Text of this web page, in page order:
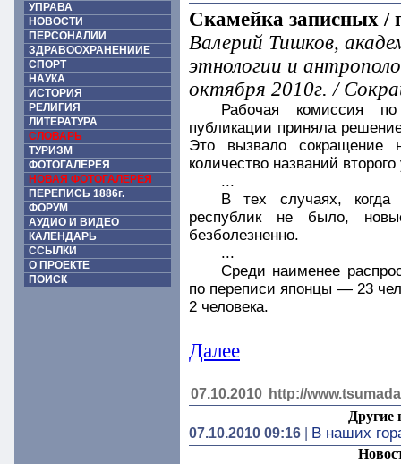
УПРАВА
НОВОСТИ
ПЕРСОНАЛИИ
ЗДРАВООХРАНЕНИИЕ
СПОРТ
НАУКА
ИСТОРИЯ
РЕЛИГИЯ
ЛИТЕРАТУРА
СЛОВАРЬ
ТУРИЗМ
ФОТОГАЛЕРЕЯ
НОВАЯ ФОТОГАЛЕРЕЯ
ПЕРЕПИСЬ 1886г.
ФОРУМ
АУДИО И ВИДЕО
КАЛЕНДАРЬ
ССЫЛКИ
О ПРОЕКТЕ
ПОИСК
Скамейка записных /
Валерий Тишков,
этнологии и
октября 2010г. /
Рабочая комиссия
публикации приняла
Это вызвало сокращение
количество названий второго
...
В тех случаях, когда
республик не было,
безболезненно.
...
Среди наименее
по переписи японцы — 23
2 человека.
Далее
07.10.2010 http://
Другие
07.10.2010 09:16
В наших